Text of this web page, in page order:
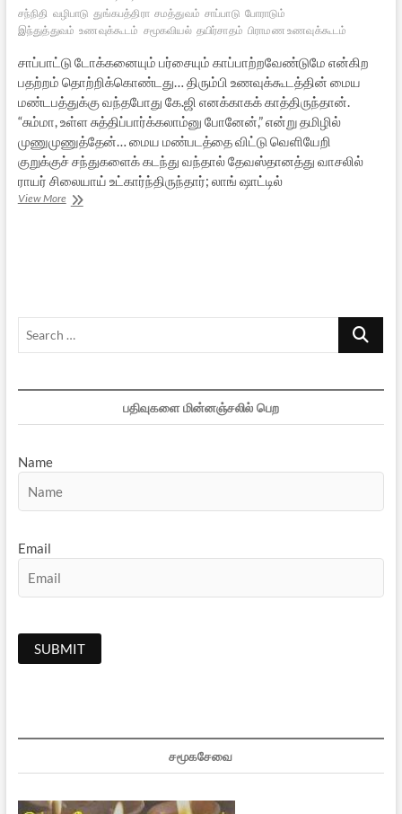
சந்நிதி வழிபாடு துங்கபத்திரா சமத்துவம் சாப்பாடு போராடும்
இந்துத்துவம் உணவுக்கூடம் சமூகவியல் தயிர்சாதம் பிராமண உணவுக்கூடம்
சாப்பாட்டு டோக்கனையும் பர்சையும் காப்பாற்றவேண்டுமே என்கிற
பதற்றம் தொற்றிக்கொண்டது… திரும்பி உணவுக்கூடத்தின் மைய
மண்டபத்துக்கு வந்தபோது கே.ஜி எனக்காகக் காத்திருந்தான்.
“சும்மா, உள்ள சுத்திப்பார்க்கலாம்னு போனேன்,” என்று தமிழில்
முணுமுணுத்தேன்… மைய மண்படத்தை விட்டு வெளியேறி
குறுக்குச் சந்துகளைக் கடந்து வந்தால் தேவஸ்தானத்து வாசலில்
ராயர் சிலையாய் உட்கார்ந்திருந்தார்; லாங் ஷாட்டில்
View Moreபுன்னகை
Search
பதிவுகளை மின்னஞ்சலில் பெற
Name
Email
சமூகசேவை